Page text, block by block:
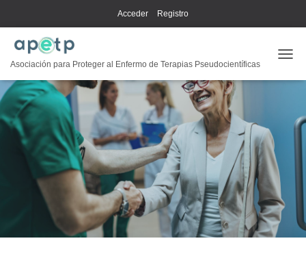
Acceder Registro
Asociación para Proteger al Enfermo de Terapias Pseudocientíficas